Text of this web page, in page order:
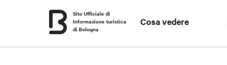
Sito Ufficiale di
Informazione turistica
di Bologna
Cosa vedere